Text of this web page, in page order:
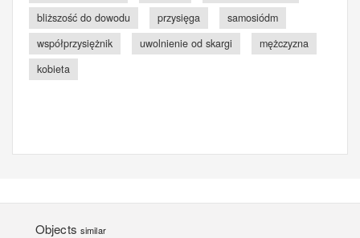
bliższość do dowodu
przysięga
samosiódm
współprzysiężnik
uwolnienie od skargi
mężczyzna
kobieta
Objects similar